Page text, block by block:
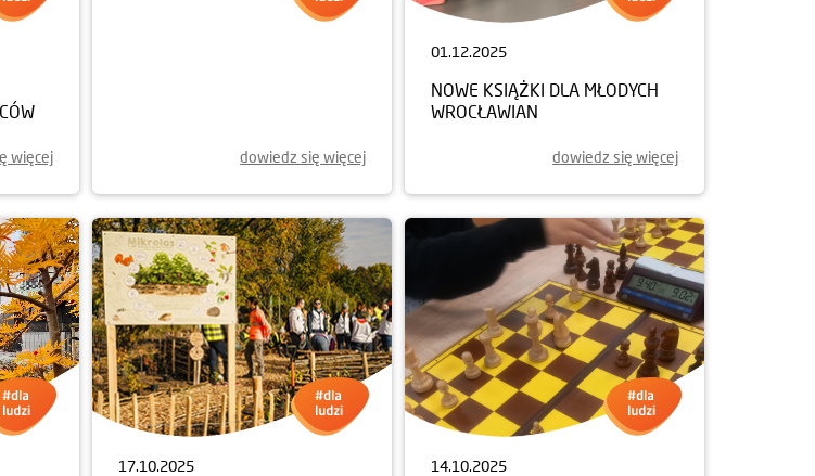
więcej dowiedz się więcej
01.12.2025
NOWE KSIĄŻKI DLA MŁODYCH
WROCŁAWIAN
dowiedz się więcej
17.10.2025 14.10.2025